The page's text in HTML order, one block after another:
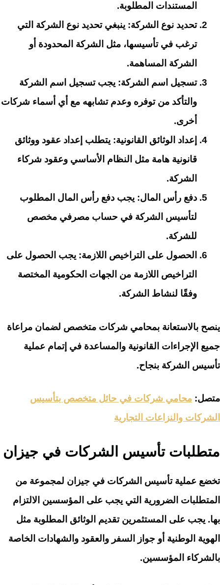
المستندات المطلوبة.
تحديد نوع الشركة: ينبغي تحديد نوع الشركة التي
ترغب في تأسيسها، مثل الشركة المحدودة أو
الشركة المساهمة.
تسجيل اسم الشركة: يجب تسجيل اسم الشركة
والتأكد من توفره وعدم تشابهه مع أي أسماء شركات
أخرى.
إعداد الوثائق القانونية: يتطلب إعداد عقود ووثائق
قانونية هامة مثل النظام الأساسي وعقود شركاء
الشركة.
دفع رأس المال: يجب دفع رأس المال المطلوب
لتأسيس الشركة في حساب مصرفي مخصص
للشركة.
الحصول على التراخيص اللازمة: يجب الحصول على
التراخيص اللازمة من الجهات الحكومية المختصة
وفقًا لنشاط الشركة.
ينصح بالاستعانة بمحامي شركات متخصص لضمان مراعاة
جميع الإجراءات القانونية والمساعدة في إتمام عملية
تأسيس الشركة بنجاح.
متصل: محامي شركات في حائل متخصص بتأسيس
الشركات والنزاعات التجارية
متطلبات تأسيس الشركات في جيزان
تخضع عملية تأسيس الشركات في جيزان لمجموعة من
المتطلبات الضرورية التي يجب على المؤسسين الالتزام
بها. يجب على المستثمرين تقديم الوثائق المطلوبة مثل
الهوية الوطنية أو جواز السفر والعقود والشهادات الخاصة
بالشركاء المؤسسين.